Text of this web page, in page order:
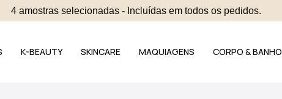
4 amostras selecionadas - Incluídas em todos os pedidos.
K-BEAUTY SKINCARE MAQUIAGENS CORPO & BANHO